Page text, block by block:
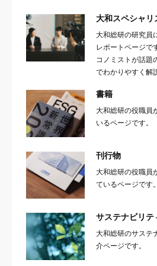
大和スペシャリ
大和総研の研究員
レポートページで
コノミストが話題
でわかりやすく解
書籍
大和総研の役職員
いるページです。
刊行物
大和総研の役職員
ているページです。
サステナビリテ
大和総研のサステ
介ページです。